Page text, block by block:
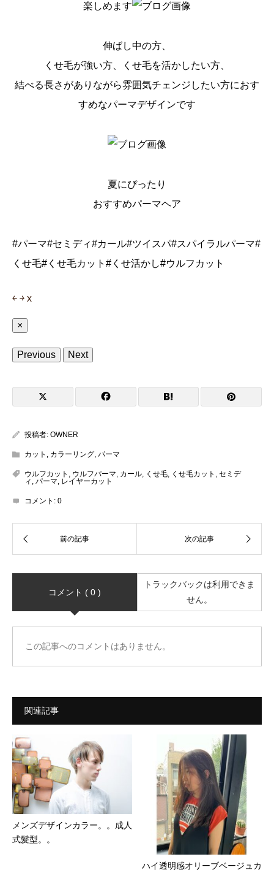
楽しめます
伸ばし中の方、
くせ毛が強い方、くせ毛を活かしたい方、
結べる長さがありながら雰囲気チェンジしたい方におす
すめなパーマデザインです
夏にぴったり
おすすめパーマヘア
#パーマ#セミディ#カール#ツイスパ#スパイラルパーマ#
くせ毛#くせ毛カット#くせ活かし#ウルフカット
￩ ￫ x
×
Previous Next
投稿者: OWNER
カット , カラーリング, パーマ
ウルフカット , ウルフパーマ, カール, くせ毛, くせ毛カット , セミデ
ィ , パーマ, レイヤーカット
コメント: 0
コメント ( 0 )
トラックバックは利用できま
せん。
この記事へのコメントはありません。
関連記事
メンズデザインカラー。。成人
式髪型。。
ハイ透明感オリーブベージュカ